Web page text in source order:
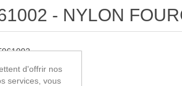
- NYLON
HTd'offrir nos
services, vous